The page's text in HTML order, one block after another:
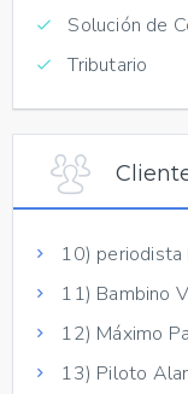
Solución de
Tributario
10) periodista
11) Bambino
12) Máximo
13) Piloto